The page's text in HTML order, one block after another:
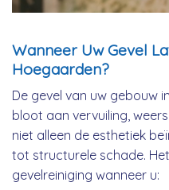
Wanneer Uw Gevel
Hoegaarden?
De gevel van uw gebouw
bloot aan vervuiling,
niet alleen de esthetiek
tot structurele schade.
gevelreiniging wanneer u: